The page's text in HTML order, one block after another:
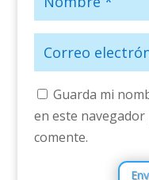
Guarda mi
en este
comente.